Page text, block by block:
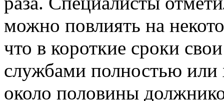
можно повлиять на
что в короткие сроки
службами полностью или
около половины